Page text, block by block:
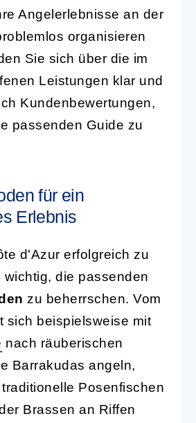
Angelerlebnisse an der
organisieren
Sie sich über die im
Leistungen klar und
Kundenbewertungen,
passenden Guide zu
für ein
Erlebnis
d'Azur erfolgreich zu
die passenden
zu beherrschen. Vom
sich beispielsweise mit
nach räuberischen
Barrakudas angeln,
Posenfischen
Brassen an Riffen